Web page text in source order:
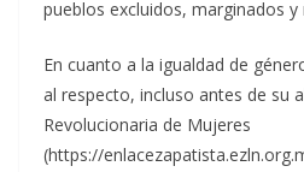
pueblos excluidos, marginados y
En cuanto a la igualdad de
al respecto, incluso antes de su
Revolucionaria de Mujeres
(https://